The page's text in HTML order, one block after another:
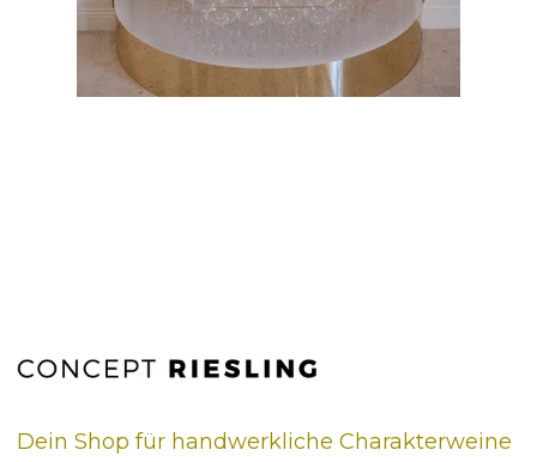
Dein Shop für handwerkliche Charakterweine